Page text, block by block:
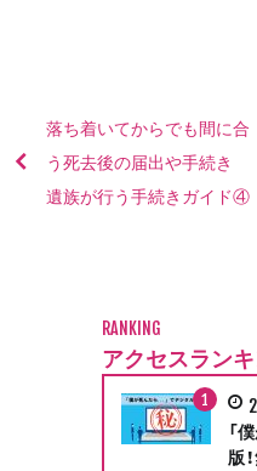
落ち着いてからでも間に合
う死去後の届出や手続き
遺族が行う手続きガイド④
RANKING
アクセスラン
「
版